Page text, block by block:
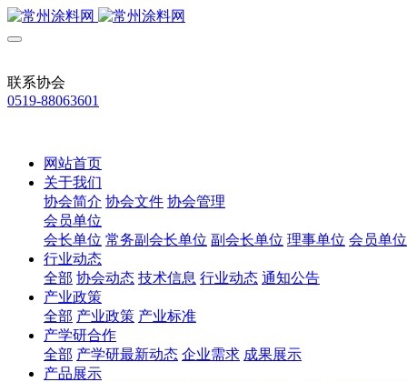
联系协会
0519-88063601
网站首页
关于我们
协会简介 协会文件 协会管理
会员单位
会长单位 常务副会长单位 副会长单位 理事单位 会员单位
行业动态
全部 协会动态 技术信息 行业动态 通知公告
产业政策
全部 产业政策 产业标准
产学研合作
全部 产学研最新动态 企业需求 成果展示
产品展示